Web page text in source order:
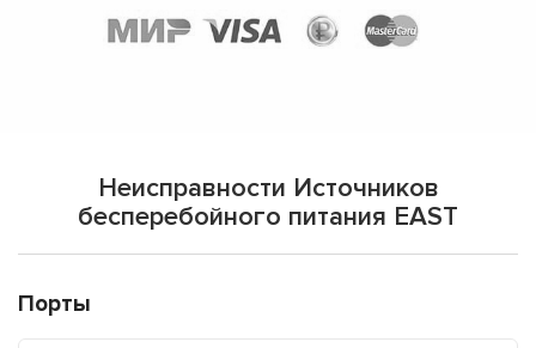
Неисправности Источников
бесперебойного питания EAST
Порты